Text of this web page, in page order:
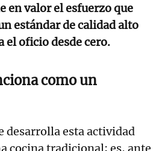
en valor el esfuerzo que
estándar de calidad alto
el oficio desde cero.
como un
desarrolla esta actividad
cocina tradicional; es, ante